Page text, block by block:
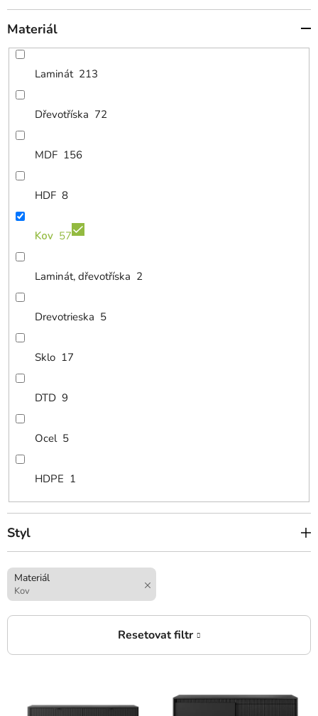
Materiál
Laminát 213
Dřevotříska 72
MDF 156
HDF 8
Kov 57
Laminát, dřevotříska 2
Drevotrieska 5
Sklo 17
DTD 9
Ocel 5
HDPE 1
Styl
Materiál
Kov